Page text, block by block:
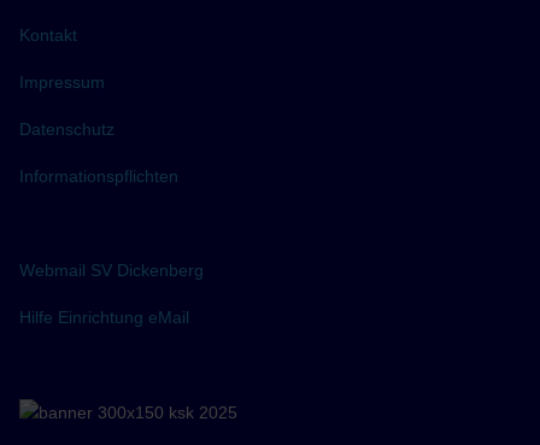
Kontakt
Impressum
Datenschutz
Informationspflichten
Webmail SV Dickenberg
Hilfe Einrichtung eMail